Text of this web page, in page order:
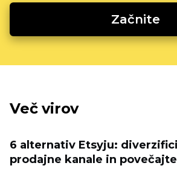
Začnite
Več virov
6 alternativ Etsyju:
prodajne kanale in